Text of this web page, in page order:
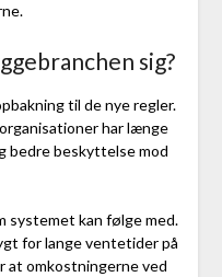
sig?
til de nye regler.
har længe
bedre beskyttelse mod
systemet kan følge med.
for lange ventetider på
at omkostningerne ved